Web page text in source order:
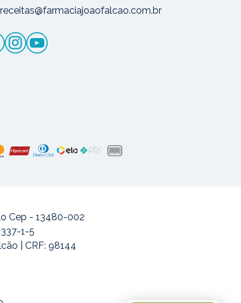
receitas@farmaciajoaofalcao.com.br
Cep - 13480-002
1-5
| CRF: 98144